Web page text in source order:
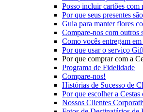
Posso incluir cartões com
Por que seus presentes
Guia para manter flores
Compare-nos com outros
Como vocês entregam
Por que usar o serviço
Por que comprar com a
Programa de Fidelidade
Compare-nos!
Histórias de Sucesso de
Por que escolher a Cestas
Nossos Clientes